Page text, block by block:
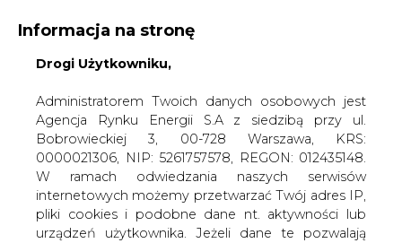
KONTAKT:
WYDAWCA PORTALU:
WYSOKI KONTRAST WIELKOŚĆ TEKSTU A A
ZALOGUJ SIĘ
Informacja na stronę
Drogi Użytkowniku,
Administratorem Twoich danych osobowych jest
Agencja Rynku Energii S.A z siedzibą przy ul.
Bobrowieckiej 3, 00-728 Warszawa, KRS:
0000021306, NIP: 5261757578, REGON: 012435148.
W ramach odwiedzania naszych serwisów
internetowych możemy przetwarzać Twój adres IP,
pliki cookies i podobne dane nt. aktywności lub
urządzeń użytkownika. Jeżeli dane te pozwalają